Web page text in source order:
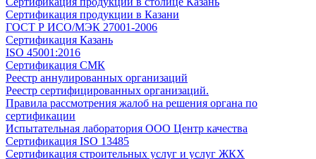
Сертификация продукции в Казани
ГОСТ Р ИСО/МЭК 27001-2006
Сертификация Казань
ISO 45001:2016
Сертификация СМК
Реестр аннулированных организаций
Реестр сертифицированных организаций.
Правила рассмотрения жалоб на решения органа по
сертификации
Испытательная лаборатория ООО Центр качества
Сертификация ISO 13485
Сертификация строительных услуг и услуг ЖКХ